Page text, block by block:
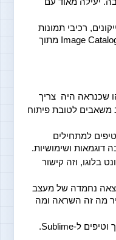
– מייצר XCode לכל האייקונים, רכיבי תמונות
וכו'. כלי שפיתחתי ויודע לבנות Image Catalog מתוך
– משהו שכנראה היה  צריך
ושימושיות.
– גוגל החליפה פונט בלוגו, וזה קישור
– הרצאה נחמדה של מעצב